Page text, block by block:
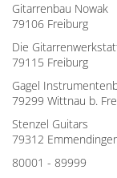
Gitarrenbau Nowak
79106 Freiburg
Die
79115 Freiburg
Gagel
79299 Wittnau b.
Stenzel Guitars
79312
80001 - 89999